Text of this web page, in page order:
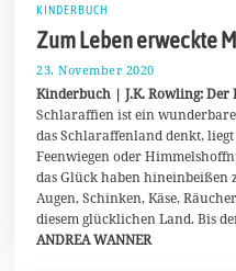
KINDERBUCH
Zum Leben erweckte
23. November 2020
0
.
N
o
v
m
b
e
Kinderbuch | J.K. Rowling: Der
Schlaraffien ist ein
das Schlaraffenland denkt,
Feenwiegen oder
das Glück haben hineinbeißen
Augen, Schinken, Käse,
diesem glücklichen Land. Bis
ANDREA WANNER